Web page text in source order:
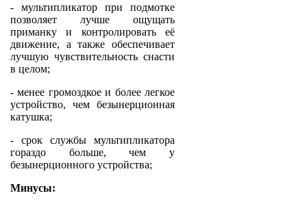
- мультипликатор при подмотке
позволяет лучше ощущать
приманку и контролировать её
движение, а также обеспечивает
лучшую чувствительность снасти
в целом;
- менее громоздкое и более легкое
устройство, чем безынерционная
катушка;
- срок службы мультипликатора
гораздо больше, чем у
безынерционного устройства;
Минусы: